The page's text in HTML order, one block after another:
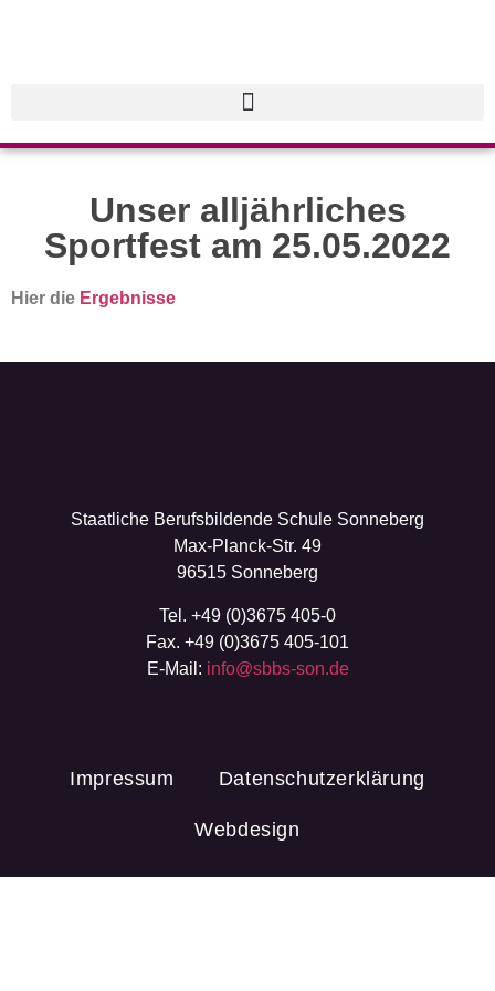
Unser alljährliches
Sportfest am 25.05.2022
Hier die Ergebnisse
Staatliche Berufsbildende Schule Sonneberg
Max-Planck-Str. 49
96515 Sonneberg
Tel. +49 (0)3675 405-0
Fax. +49 (0)3675 405-101
E-Mail: info@sbbs-son.de
Impressum Datenschutzerklärung
Webdesign